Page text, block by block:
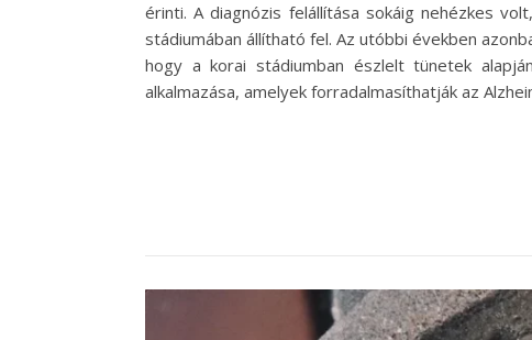
érinti. A diagnózis felállítása sokáig nehézkes
stádiumában állítható fel. Az utóbbi években
hogy a korai stádiumban észlelt tünetek
alkalmazása, amelyek forradalmasíthatják az